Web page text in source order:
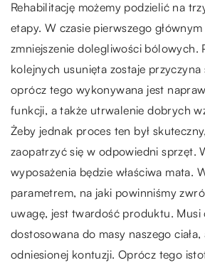
Rehabilitację możemy podzielić na
etapy. W czasie pierwszego
zmniejszenie dolegliwości bólowych.
kolejnych usunięta zostaje przyczyna
oprócz tego wykonywana jest
funkcji, a także utrwalenie dobrych
Żeby jednak proces ten był
zaopatrzyć się w odpowiedni sprzęt.
wyposażenia będzie właściwa mata.
parametrem, na jaki powinniśmy
uwagę, jest twardość produktu. Musi
dostosowana do masy naszego
odniesionej kontuzji. Oprócz tego